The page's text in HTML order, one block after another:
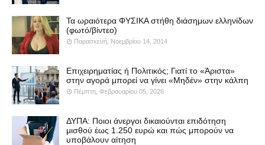
Τα ωραιότερα ΦΥΣΙΚΑ στήθη διάσημων ελληνίδων
(φωτό/βίντεο)
Παρασκευή, Νοεμβρίου 14, 2014
Επιχειρηματίας ή Πολιτικός; Γιατί το «Άριστα»
στην αγορά μπορεί να γίνει «Μηδέν» στην κάλπη
Πέμπτη, Φεβρουαρίου 05, 2026
ΔΥΠΑ: Ποιοι άνεργοι δικαιούνται επιδότηση
μισθού έως 1.250 ευρώ και πώς μπορούν να
υποβάλουν αίτηση